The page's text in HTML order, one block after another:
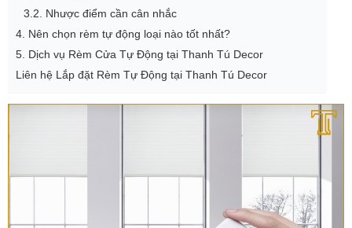
3.2. Nhược điểm cần cân nhắc
4. Nên chọn rèm tự động loại nào tốt nhất?
5. Dịch vụ Rèm Cửa Tự Động tại Thanh Tú Decor
Liên hệ Lắp đặt Rèm Tự Động tại Thanh Tú Decor